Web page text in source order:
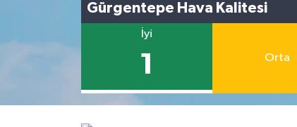
Gürgentepe Hava Kalitesi
İyi
1 Orta